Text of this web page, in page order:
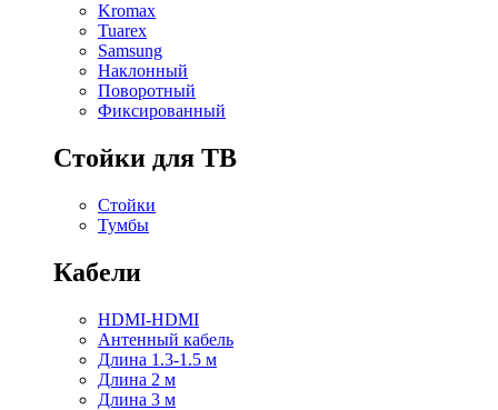
Kromax
Tuarex
Samsung
Наклонный
Поворотный
Фиксированный
Стойки для ТВ
Стойки
Тумбы
Кабели
HDMI-HDMI
Антенный кабель
Длина 1.3-1.5 м
Длина 2 м
Длина 3 м